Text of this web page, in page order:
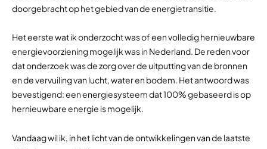
doorgebracht op het gebied van de energietransitie.
Het eerste wat ik onderzocht was of een volledig hernieuwbare
energievoorziening mogelijk was in Nederland. De reden voor
dat onderzoek was de zorg over de uitputting van de bronnen
en de vervuiling van lucht, water en bodem. Het antwoord was
bevestigend: een energiesysteem dat 100% gebaseerd is op
hernieuwbare energie is mogelijk.
Vandaag wil ik, in het licht van de ontwikkelingen van de laatste